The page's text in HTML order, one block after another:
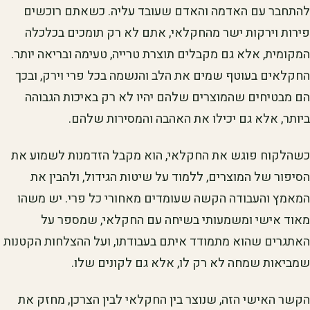
להתחבר עם האדמה והאדם שעובד עליה. כשאתם רוכשים
פירות וירקות ישר מהחקלאי, אתם לא רק תומכים בכלכלה
המקומית, אלא גם מקבלים תוצרת טרייה, טעימה ובריאה יותר.
החקלאים בעוטף שמים את הלב והנשמה בכל פרי וירק, ובכך
הם מבטיחים שהמוצרים שלהם יהיו לא רק באיכות הגבוהה
ביותר, אלא גם יכילו את האהבה והמסירות שלהם.
כשהלקוח פוגש את החקלאי, הוא מקבל הזדמנות לשמוע את
הסיפור של המוצרים, ללמוד על שיטות הגידול, ולהבין את
המאמץ והעבודה הקשה שעומדים מאחורי כל פרי. יש משהו
מאוד אישי ומשמעותי בשיחה עם החקלאי, שמספר על
האתגרים שהוא מתמודד איתם בעבודתו, ועל ההצלחות הקטנות
שמביאות שמחה לא רק לו, אלא גם לקונים שלו.
הקשר האישי הזה, שנוצר בין החקלאי לבין הצרכן, מחזק את